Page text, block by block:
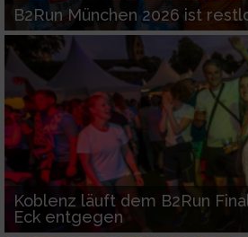
B2Run München 2026 ist
Koblenz läuft dem B2Run
Eck entgegen